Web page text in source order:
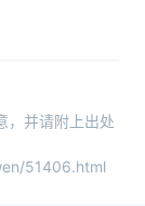
，并请附上出处
51406.html